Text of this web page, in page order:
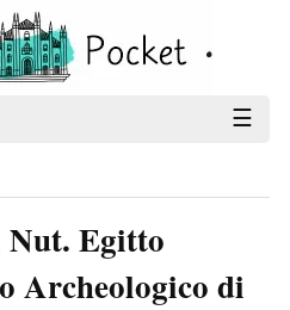
☰
Nut. Egitto
Archeologico di